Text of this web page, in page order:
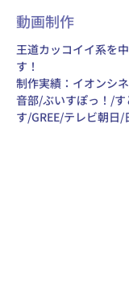
動画制作
王道カッコイイ系を
す！
制作実績：イオンシ
音部/ぶいすぽっ！/
す/GREE/テレビ朝日/